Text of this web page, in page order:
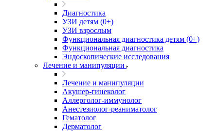
Диагностика
УЗИ детям (0+)
УЗИ взрослым
Функциональная диагностика детям (0+)
Функциональная диагностика
Эндоскопические исследования
Лечение и манипуляции
Лечение и манипуляции
Акушер-гинеколог
Аллерголог-иммунолог
Анестезиолог-реаниматолог
Гематолог
Дерматолог